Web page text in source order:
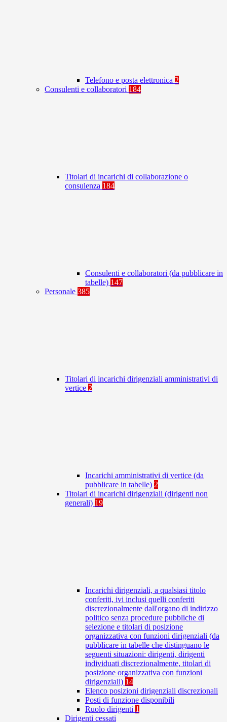
Telefono e posta elettronica 2
Consulenti e collaboratori 184
Titolari di incarichi di collaborazione o
consulenza 184
Consulenti e collaboratori (da pubblicare in
tabelle) 147
Personale 385
Titolari di incarichi dirigenziali amministrativi di
vertice 2
Incarichi amministrativi di vertice (da
pubblicare in tabelle) 2
Titolari di incarichi dirigenziali (dirigenti non
generali) 19
Incarichi dirigenziali, a qualsiasi titolo
conferiti, ivi inclusi quelli conferiti
discrezionalmente dall'organo di indirizzo
politico senza procedure pubbliche di
selezione e titolari di posizione
organizzativa con funzioni dirigenziali (da
pubblicare in tabelle che distinguano le
seguenti situazioni: dirigenti, dirigenti
individuati discrezionalmente, titolari di
posizione organizzativa con funzioni
dirigenziali) 14
Elenco posizioni dirigenziali discrezionali
Posti di funzione disponibili
Ruolo dirigenti 1
Dirigenti cessati